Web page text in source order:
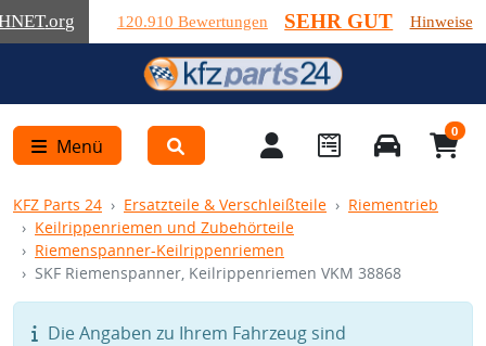
.org 120.910 Bewertungen SEHR GUT Hinweise
Menü
0
KFZ Parts 24 Ersatzteile & Verschleißteile
Riementrieb
Keilrippenriemen und Zubehörteile
Riemenspanner-Keilrippenriemen
SKF Riemenspanner, Keilrippenriemen VKM 38868
Die Angaben zu Ihrem Fahrzeug sind